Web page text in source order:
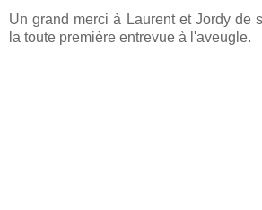
Un grand merci à Laurent et Jordy de
la toute première entrevue à l'aveugle.